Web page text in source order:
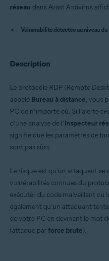
Avast Antivirus Gratuit
Microsoft Windows
réseau dans Avast Antivirus
Vulnérabilité détectée au niveau du
Description
Le protocole RDP (Remote
appelé Bureau à distance, vous
PC de n’importe où. Si l’alerte
d’une analyse de l’Inspecteur
signifie que les paramètres de
sont pas sûrs.
Le risque est qu’un attaquant
vulnérabilités connues du
exécuter du code malveillant ou
également qu’un attaquant
de votre PC en devinant le mot
(attaque parforce brute).